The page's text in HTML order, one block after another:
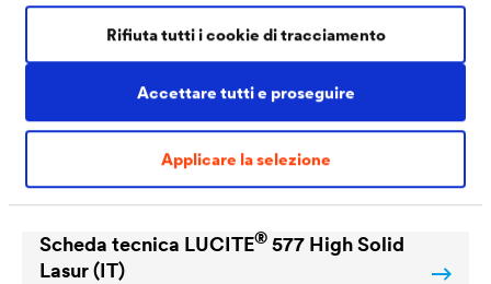
Accettare tutti e proseguire
Applicare la selezione
Rifiuta tutti i cookie di tracciamento
PDF | 1 MB
Scheda tecnica LUCITE® 577 High Solid
Lasur (IT)